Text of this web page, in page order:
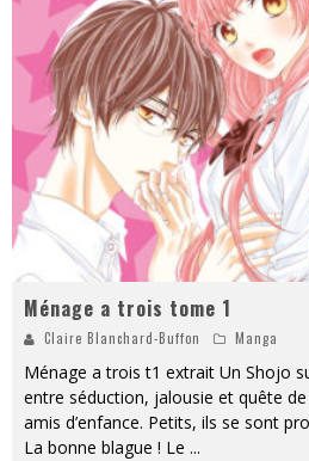
Ménage a trois tome 1
Claire Blanchard-Buffon Manga
Ménage a trois t1 extrait Un Shojo
entre séduction, jalousie et quête
amis d’enfance. Petits, ils se sont
La bonne blague ! Le ...